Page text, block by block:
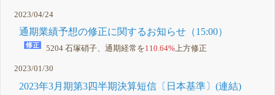
2023/04/24
通期業績予想の修正に関するお知らせ（15:00）
5204 石塚硝子、通期経常を110.64%上方修正
2023/01/30
2023年3月期第3四半期決算短信〔日本基準〕(連結)